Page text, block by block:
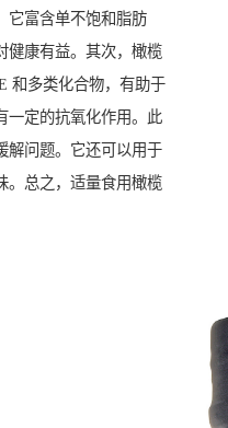
它富含单不饱和脂肪
健康有益。其次，橄榄
和多类化合物，有助于
一定的抗氧化作用。此
解问题。它还可以用于
。总之，适量食用橄榄